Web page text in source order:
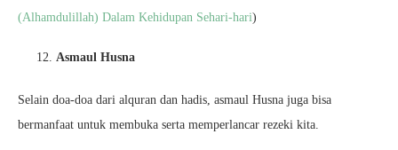
(Alhamdulillah) Dalam Kehidupan Sehari-hari)
Asmaul Husna
Selain doa-doa dari alquran dan hadis, asmaul Husna juga bisa
bermanfaat untuk membuka serta memperlancar rezeki kita.